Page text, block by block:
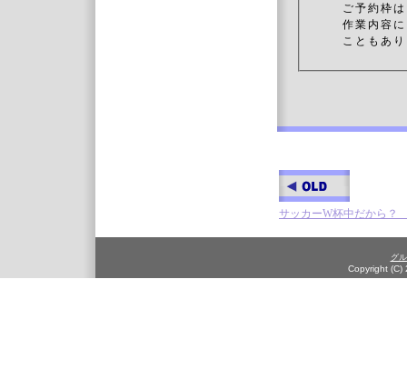
ご予約枠は
作業内容によ
こともあ
サッカーW杯中だから？
グ
Copyright (C)